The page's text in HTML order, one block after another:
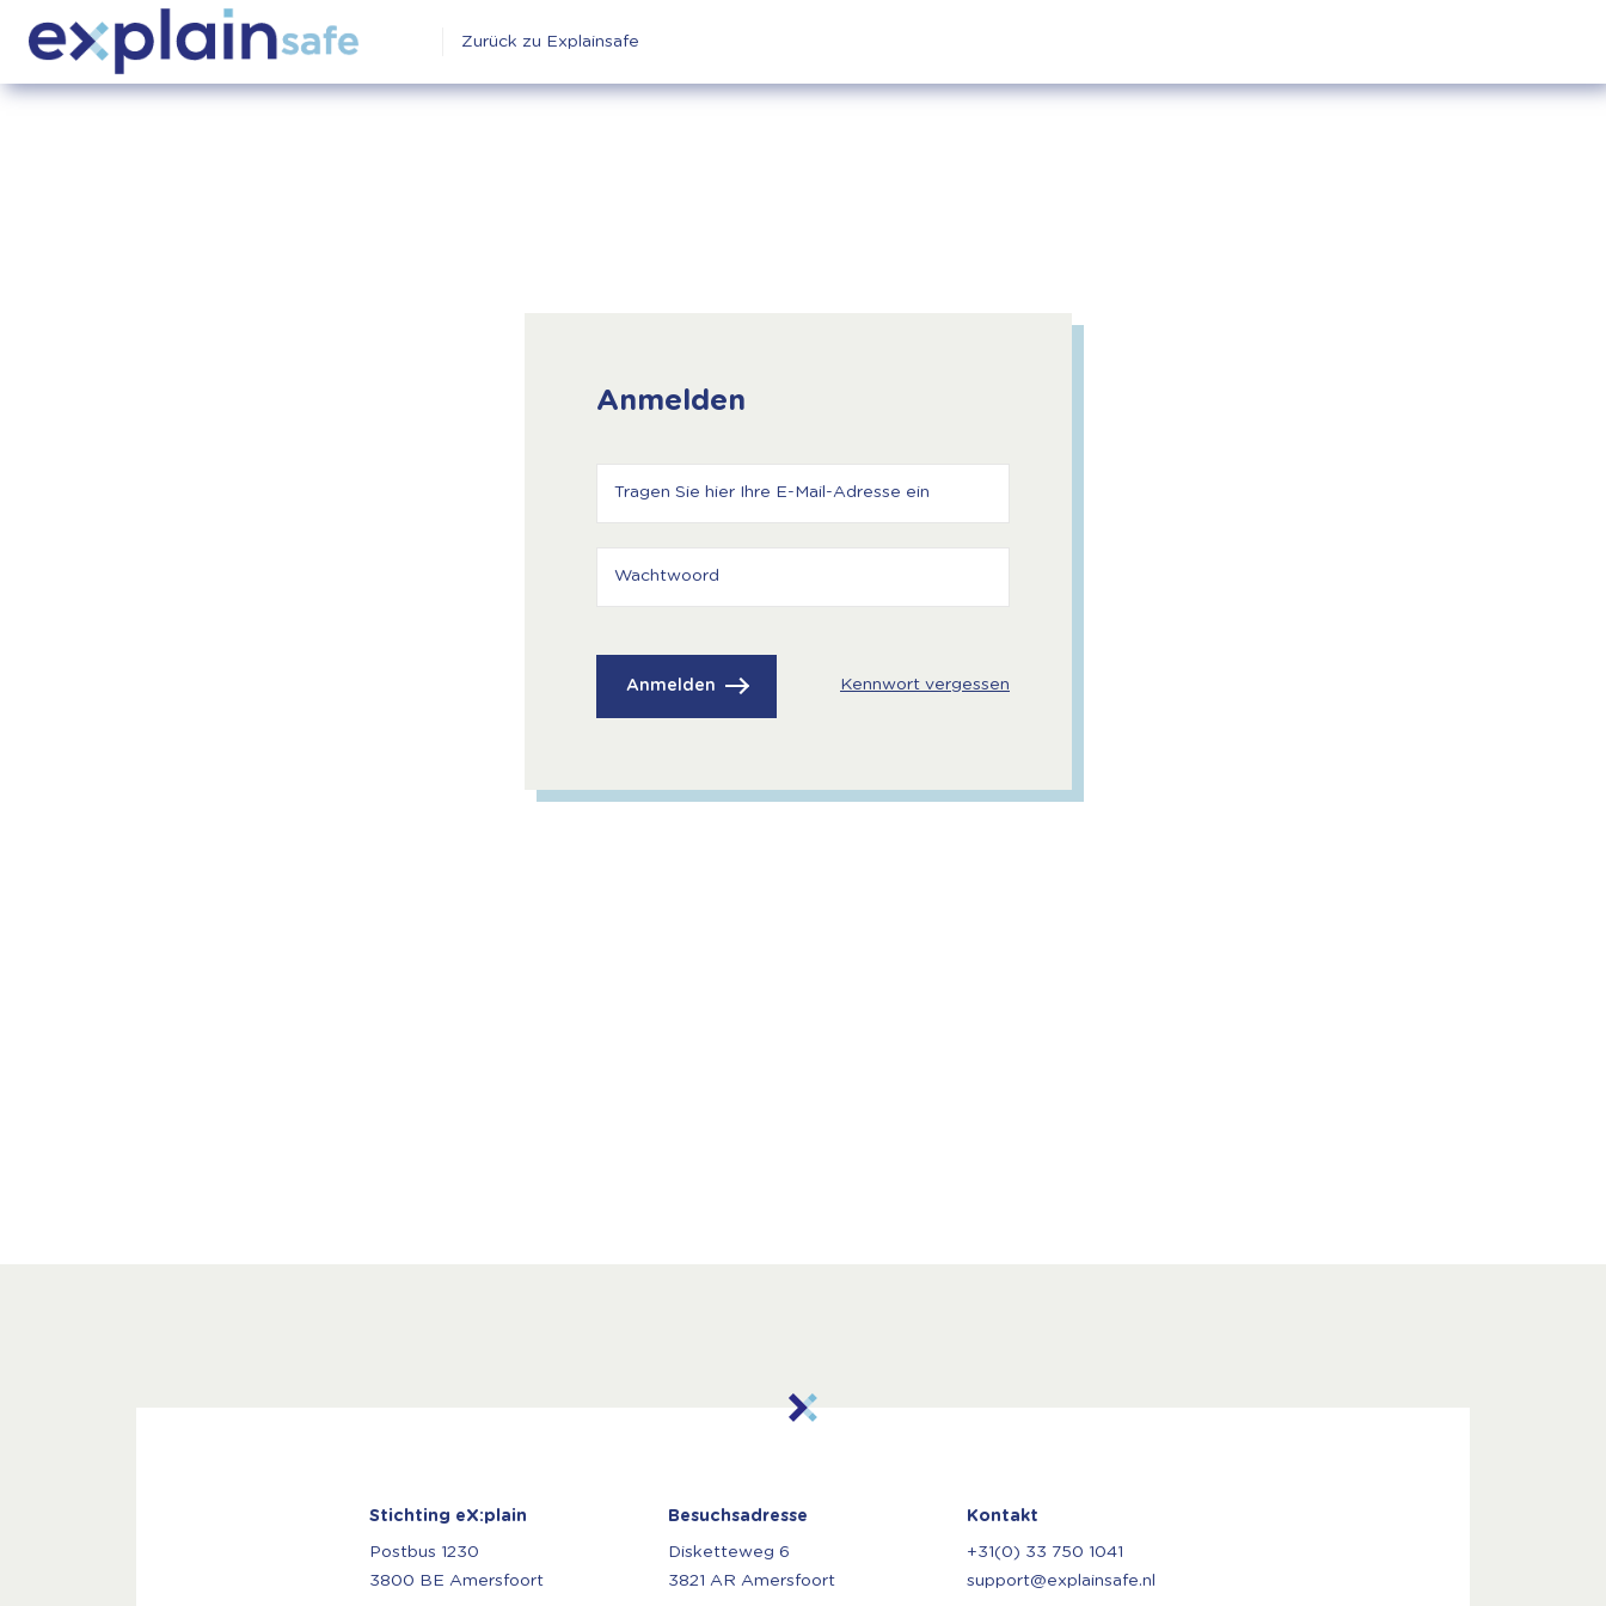
Zurück zu Explainsafe
Anmelden
Anmelden Kennwort vergessen
Stichting eX:plain
Postbus 1230
3800 BE Amersfoort
Besuchsadresse
Disketteweg 6
3821 AR Amersfoort
Kontakt
+31(0) 33 750 1041
support@explainsafe.nl